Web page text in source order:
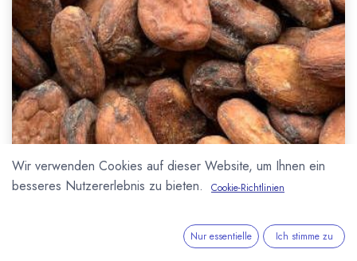
Wir verwenden Cookies auf dieser Website, um Ihnen ein
besseres Nutzererlebnis zu bieten.
Cookie-Richtlinien
Nur essentielle Ich stimme zu